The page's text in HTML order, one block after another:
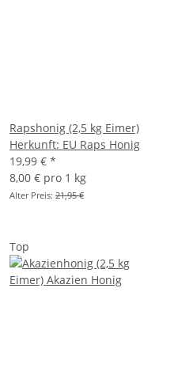
Rapshonig (2,5 kg Eimer)
Herkunft: EU Raps Honig
19,99 € *
8,00 € pro 1 kg
Alter Preis: 21,95 €
Top